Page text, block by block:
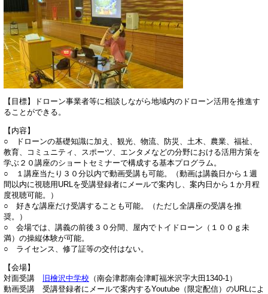
【目標】ドローン事業者等に相談しながら地域内のドローン活用を推進す
ることができる。
【内容】
​○ ドローンの基礎知識に加え、観光、物流、防災、土木、農業、福祉、
教育、コミュニティ、スポーツ、エンタメなどの分野における活用方策を
学ぶ２０講座のショートセミナーで構成する基本プログラム。
○ １講座当たり３０分以内で動画受講も可能。（動画は講義日から１週
間以内に視聴用URLを受講登録者にメールで案内し、案内日から１か月程
度視聴可能。）
○ 好きな講座だけ受講することも可能。（ただし全講座の受講を推
奨。）
○ 会場では、講義の前後３０分間、屋内でトイドローン（１００ｇ未
満）の操縦体験が可能。
○ ライセンス、修了証等の交付はない。
【会場】
対面受講 ​ 旧檜沢中学校 （南会津郡南会津町福米沢字大田1340-1）
動画受講 受講登録者にメールで案内するYoutube（限定配信）のURLによ